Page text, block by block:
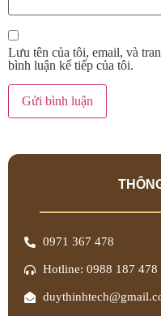
Lưu tên của tôi, email, và
bình luận kế tiếp của tôi.
0971 367 478
Hotline: 0988 187 478